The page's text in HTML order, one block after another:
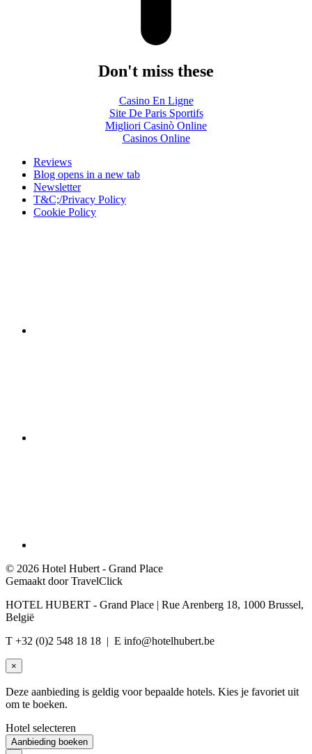
Don't miss these
Casino En Ligne
Site De Paris Sportifs
Migliori Casinò Online
Casinos Online
Reviews
Blog opens in a new tab
Newsletter
T&C;/Privacy Policy
Cookie Policy
© 2026 Hotel Hubert - Grand Place
Gemaakt door TravelClick
HOTEL HUBERT - Grand Place | Rue Arenberg 18, 1000 Brussel,
België
T +32 (0)2 548 18 18 | E info@hotelhubert.be
×
Deze aanbieding is geldig voor bepaalde hotels. Kies je favoriet uit
om te boeken.
Hotel selecteren
Aanbieding boeken